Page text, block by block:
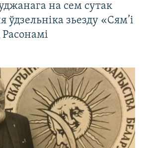
на сем сутак
ўдзельніка зьезду «Сям’і
Расонамі